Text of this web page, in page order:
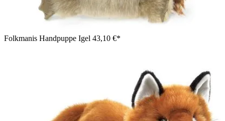
Folkmanis Handpuppe Igel 43,10 €*